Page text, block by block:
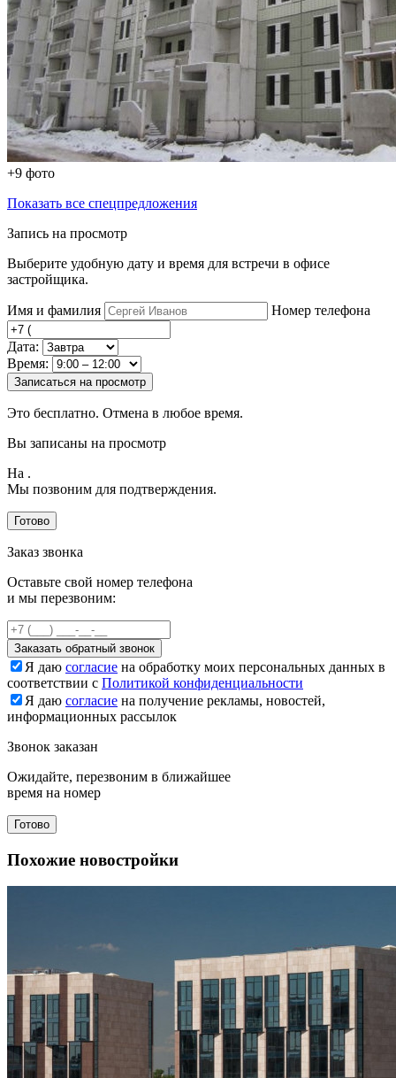
+9 фото
Показать все спецпредложения
Запись на просмотр
Выберите удобную дату и время для встречи в офисе
застройщика.
Имя и фамилия Номер телефона
Дата:
Время:
Записаться на просмотр
Это бесплатно. Отмена в любое время.
Вы записаны на просмотр
На .
Мы позвоним для подтверждения.
Готово
Заказ звонка
Оставьте свой номер телефона
и мы перезвоним:
Заказать обратный звонок
Я даю согласие на обработку моих персональных данных в
соответствии с Политикой конфиденциальности
Я даю согласие на получение рекламы, новостей,
информационных рассылок
Звонок заказан
Ожидайте, перезвоним в ближайшее
время на номер
Готово
Похожие новостройки